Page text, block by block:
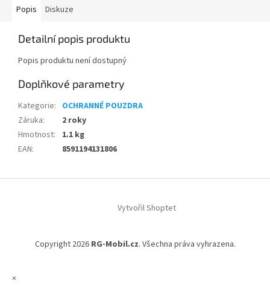
Popis Diskuze
Detailní popis produktu
Popis produktu není dostupný
Doplňkové parametry
Kategorie: OCHRANNÉ POUZDRA
Záruka:
2 roky
Hmotnost:
1.1 kg
EAN: 8591194131806
Vytvořil Shoptet
Copyright 2026 RG-Mobil.cz. Všechna práva vyhrazena.
×